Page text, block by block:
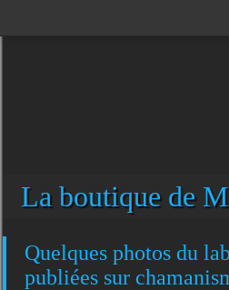
La boutique de
Quelques photos du
publiées sur